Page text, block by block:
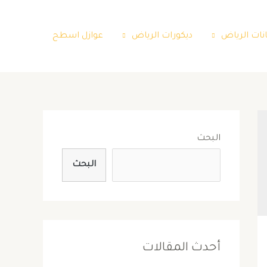
الرياض ديكورات الرياض عوازل اسطح
البحث
البحث
أحدث المقالات